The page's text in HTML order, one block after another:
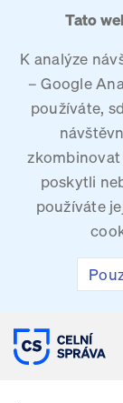
Tato
K analýze
– Google
používáte,
poskytli
používáte